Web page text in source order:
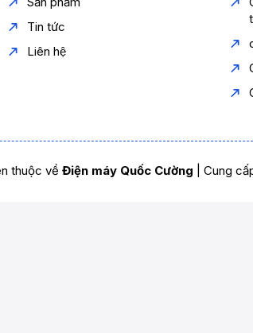
Tin tức
Liên hệ
thuộc về Điện máy Quốc Cường Cung